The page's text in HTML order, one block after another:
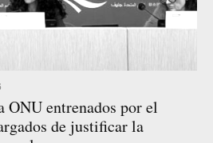
ONU entrenados por el
de justificar la